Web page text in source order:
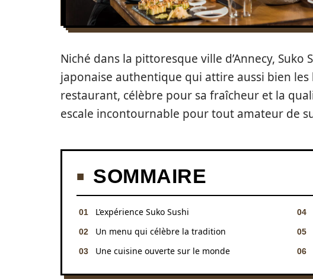
Niché dans la pittoresque ville d’Annecy,
japonaise authentique qui attire aussi bien les
restaurant, célèbre pour sa fraîcheur et la
escale incontournable pour tout amateur de
SOMMAIRE
L’expérience Suko Sushi
Un menu qui célèbre la tradition
Une cuisine ouverte sur le monde